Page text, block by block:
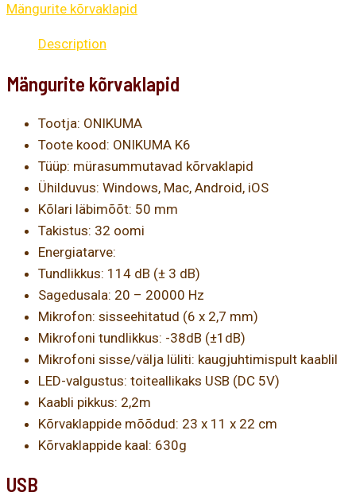
Mängurite kõrvaklapid
Description
Mängurite kõrvaklapid
Tootja: ONIKUMA
Toote kood: ONIKUMA K6
Tüüp: mürasummutavad kõrvaklapid
Ühilduvus: Windows, Mac, Android, iOS
Kõlari läbimõõt: 50 mm
Takistus: 32 oomi
Energiatarve:
Tundlikkus: 114 dB (± 3 dB)
Sagedusala: 20 – 20000 Hz
Mikrofon: sisseehitatud (6 x 2,7 mm)
Mikrofoni tundlikkus: -38dB (±1dB)
Mikrofoni sisse/välja lüliti: kaugjuhtimispult kaablil
LED-valgustus: toiteallikaks USB (DC 5V)
Kaabli pikkus: 2,2m
Kõrvaklappide mõõdud: 23 x 11 x 22 cm
Kõrvaklappide kaal: 630g
USB